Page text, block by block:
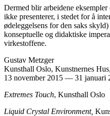
Dermed blir arbeidene
ikke presenterer, i stedet for å
ødeleggelsens for den saks
konseptuelle og didaktiske
virkestoffene.
Gustav Metzger
Kunsthall Oslo, Kunstnernes
13 november 2015 — 31 januari
Extremes Touch, Kunsthall Oslo
Liquid Crystal Environment,